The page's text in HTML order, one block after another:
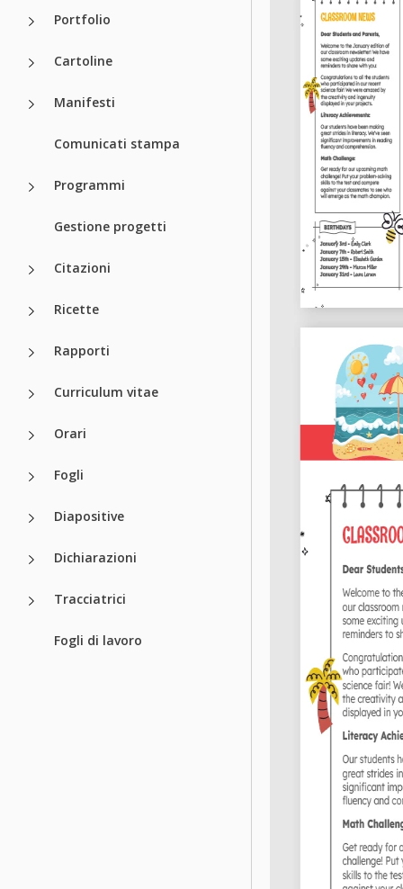
Portfolio
Cartoline
Manifesti
Comunicati stampa
Programmi
Gestione progetti
Citazioni
Ricette
Rapporti
Curriculum vitae
Orari
Fogli
Diapositive
Dichiarazioni
Tracciatrici
Fogli di lavoro